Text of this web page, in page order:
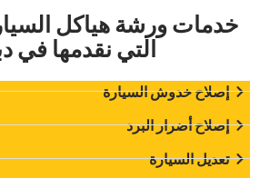
‏خدمات ورشة هياكل
التي نقدمها في
‏إصلاح خدوش السيارة‏
‏إصلاح أضرار البرد‏
‏تعديل السيارة‏